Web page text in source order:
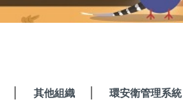
其他組織 環安衛管理系統